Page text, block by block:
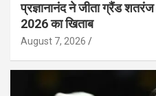
प्रज्ञानानंद ने जीता ग्रैंड
2026 का खिताब
August 7, 2026